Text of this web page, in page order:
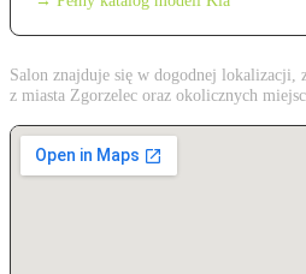
Salon znajduje się w dogodnej lokalizacji,
z miasta Zgorzelec oraz okolicznych